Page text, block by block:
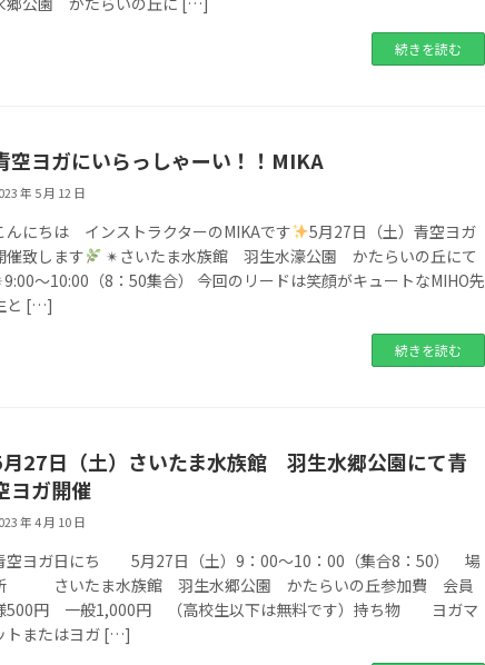
続きを読む
空ヨガにいらっしゃーい！！MIKA
年 5 月 12 日
んにちは インストラクターのMIKAです
5月27日（土）青空ヨガ
催致します
✴︎さいたま水族館 羽生水濠公園 かたらいの丘にて
〜10:00（8：50集合） 今回のリードは笑顔がキュートなMIHO先
と […]
続きを読む
27日（土）さいたま水族館 羽生水郷公園にて青
ヨガ開催
年 4 月 10 日
空ヨガ日にち 5月27日（土）9：00〜10：00（集合8：50） 場
さいたま水族館 羽生水郷公園 かたらいの丘参加費 会員
500円 一般1,000円 （高校生以下は無料です）持ち物 ヨガマ
トまたはヨガ […]